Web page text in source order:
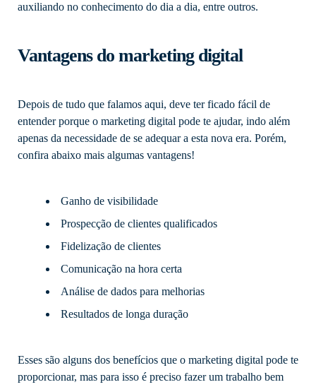
auxiliando no conhecimento do dia a dia, entre outros.
Vantagens do marketing digital
Depois de tudo que falamos aqui, deve ter ficado fácil de
entender porque o marketing digital pode te ajudar, indo além
apenas da necessidade de se adequar a esta nova era. Porém,
confira abaixo mais algumas vantagens!
Ganho de visibilidade
Prospecção de clientes qualificados
Fidelização de clientes
Comunicação na hora certa
Análise de dados para melhorias
Resultados de longa duração
Esses são alguns dos benefícios que o marketing digital pode te
proporcionar, mas para isso é preciso fazer um trabalho bem